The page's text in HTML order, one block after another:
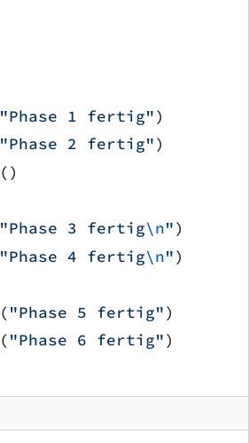
"Phase 1 fertig")
"Phase 2 fertig")
()
"Phase 3 fertig\n")
"Phase 4 fertig\n")
( "Phase 5 fertig")
( "Phase 6 fertig")